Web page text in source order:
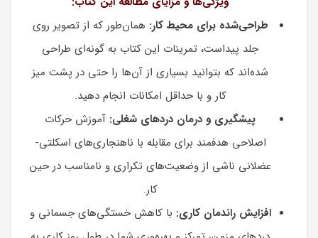
طراحی‌شده برای محیط کار: همان‌طور که از تصویر روی
جلد پیداست، تمرینات این کتاب به گونه‌ای طراحی
شده‌اند که بتوانید بسیاری از آن‌ها را حتی در پشت میز
کار و با حداقل امکانات انجام دهید.
پیشگیری و درمان دردهای شغلی: آموزش حرکات
اصلاحی هدفمند برای مقابله با ناهنجاری‌های اسکلتی-
عضلانی ناشی از وضعیت‌های تکراری و نامناسب در حین
کار.
افزایش راندمان کاری: با کاهش خستگی‌های جسمانی و